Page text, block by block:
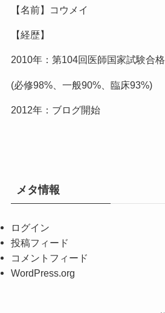
【名前】コウメイ
【経歴】
2010年：第104回医師国家試験合格
(必修98%、一般90%、臨床93%)
2012年：ブログ開始
メタ情報
ログイン
投稿フィード
コメントフィード
WordPress.org